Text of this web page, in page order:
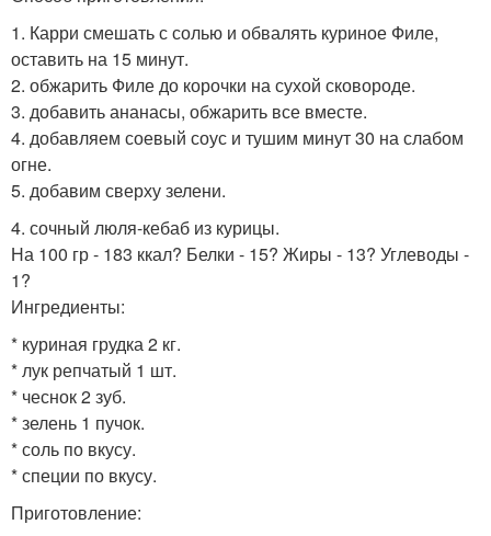
1. Карри смешать с солью и обвалять куриное Филе,
оставить на 15 минут.
2. обжарить Филе до корочки на сухой сковороде.
3. добавить ананасы, обжарить все вместе.
4. добавляем соевый соус и тушим минут 30 на слабом
огне.
5. добавим сверху зелени.
4. сочный люля-кебаб из курицы.
На 100 гр - 183 ккал? Белки - 15? Жиры - 13? Углеводы -
1?
Ингредиенты:
* куриная грудка 2 кг.
* лук репчатый 1 шт.
* чеснок 2 зуб.
* зелень 1 пучок.
* соль по вкусу.
* специи по вкусу.
Приготовление: